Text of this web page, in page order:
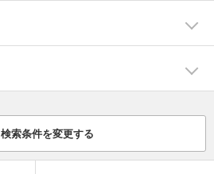
検索条件を変更する